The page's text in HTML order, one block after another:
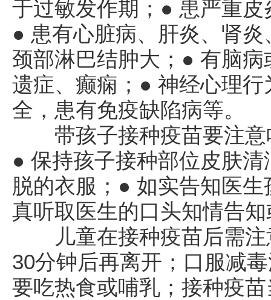
于过敏发作期；● 患严重
● 患有心脏病、肝炎、肾
颈部淋巴结肿大；● 有脑
遗症、癫痫；● 神经心理
全，患有免疫缺陷病等。
带孩子接种疫苗要注意
● 保持孩子接种部位皮肤
脱的衣服；● 如实告知医
真听取医生的口头知情告
儿童在接种疫苗后需注
30分钟后再离开；口服减
要吃热食或哺乳；接种疫